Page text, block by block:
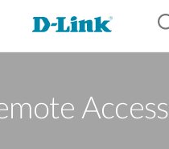
Access